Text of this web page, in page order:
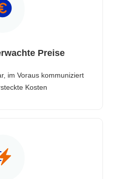
Preise
im Voraus kommuniziert
Kosten